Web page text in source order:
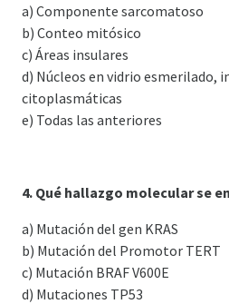
a) Componente sarcomatoso
b) Conteo mitósico
c) Áreas insulares
d) Núcleos en vidrio esmerilado,
citoplasmáticas
e) Todas las anteriores
4. Qué hallazgo molecular se
a) Mutación del gen KRAS
b) Mutación del Promotor TERT
c) Mutación BRAF V600E
d) Mutaciones TP53